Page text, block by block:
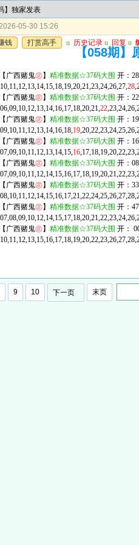
】独家发表
05-30 15:26
钱
打赏高手 u 历史记录 u 回复 u
【058期
广西赌鬼㊣】 精准数据☆37码大围 开：
28
广西赌鬼㊣】 精准数据☆37码大围 开：
22
广西赌鬼㊣】 精准数据☆37码大围 开：
19
广西赌鬼㊣】 精准数据☆37码大围 开：
16
广西赌鬼㊣】 精准数据☆37码大围 开：08
广西赌鬼㊣】 精准数据☆37码大围 开：
广西赌鬼㊣】 精准数据☆37码大围 开：
广西赌鬼㊣】 精准数据☆37码大围 开：
9 10 下一页 末页